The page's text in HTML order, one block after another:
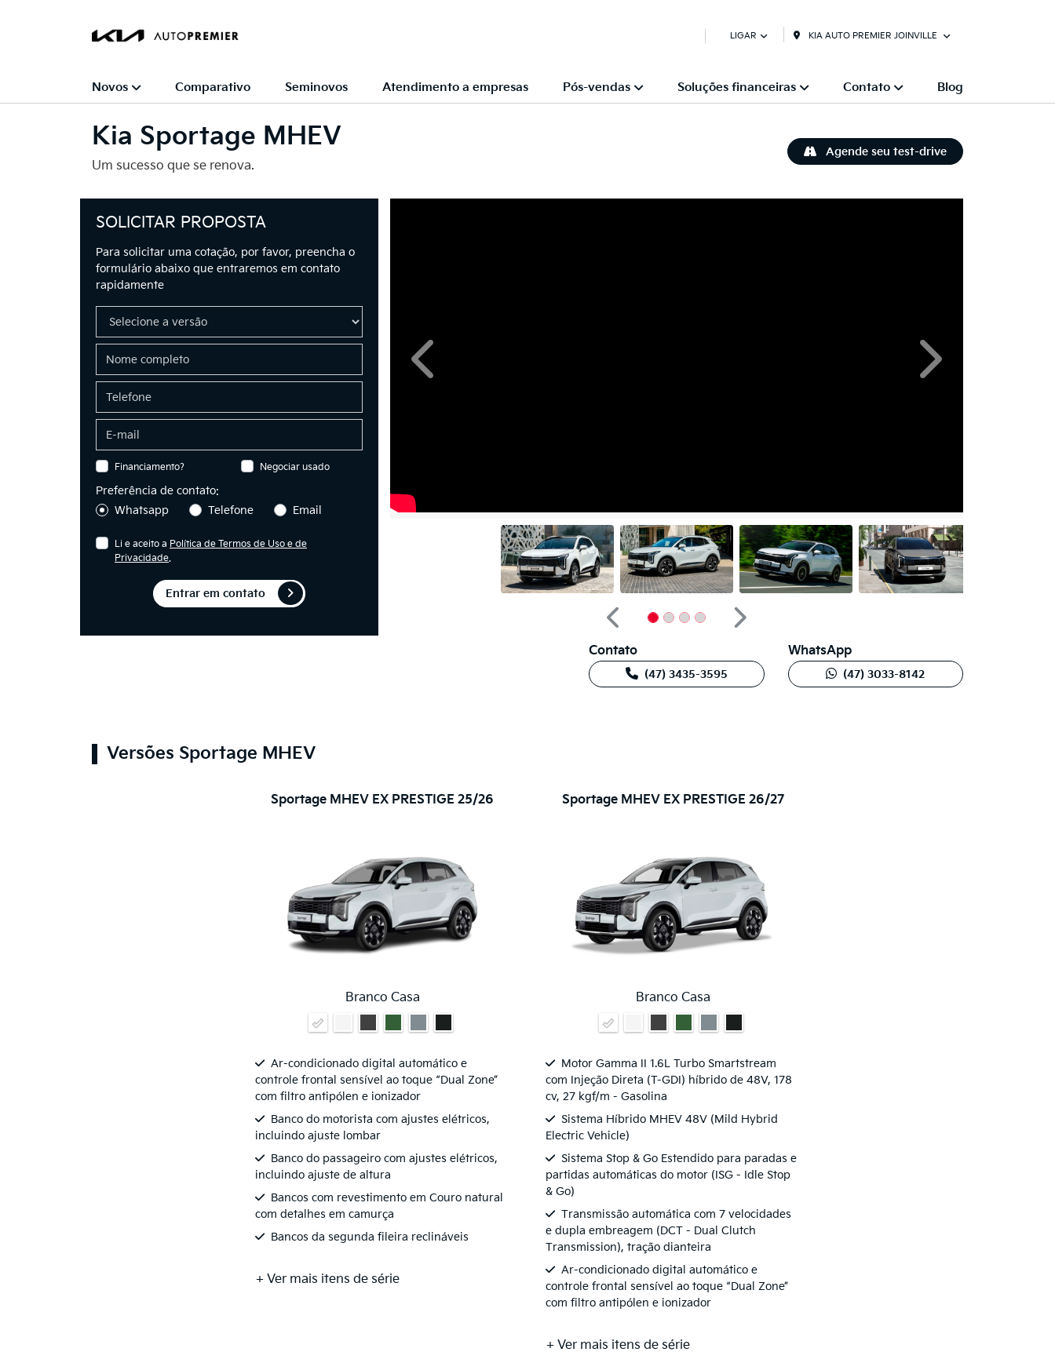
LIGAR KIA AUTO PREMIER JOINVILLE
Novos Comparativo Seminovos Atendimento a empresas Pós-vendas Soluções financeiras Contato Blog
Kia Sportage MHEV
Um sucesso que se renova.
Agende seu test-drive
SOLICITAR PROPOSTA
Para solicitar uma cotação, por favor, preencha o
formulário abaixo que entraremos em contato
rapidamente
Financiamento? Negociar usado
Preferência de contato:
Whatsapp
Telefone Email
Li e aceito a Política de Termos de Uso e de
Privacidade.
Entrar em contato
Anterior Próximo
Anterior
Próximo
Contato
(47) 3435-3595
WhatsApp
(47) 3033-8142
Versões Sportage MHEV
Sportage MHEV EX PRESTIGE 25/26
Branco Casa
Ar-condicionado digital automático e
controle frontal sensível ao toque “Dual Zone”
com filtro antipólen e ionizador
Banco do motorista com ajustes elétricos,
incluindo ajuste lombar
Banco do passageiro com ajustes elétricos,
incluindo ajuste de altura
Bancos com revestimento em Couro natural
com detalhes em camurça
Bancos da segunda fileira reclináveis
+ Ver mais itens de série
Sportage MHEV EX PRESTIGE 26/27
Branco Casa
Motor Gamma II 1.6L Turbo Smartstream
com Injeção Direta (T-GDI) híbrido de 48V, 178
cv, 27 kgf/m - Gasolina
Sistema Híbrido MHEV 48V (Mild Hybrid
Electric Vehicle)
Sistema Stop & Go Estendido para paradas e
partidas automáticas do motor (ISG - Idle Stop
& Go)
Transmissão automática com 7 velocidades
e dupla embreagem (DCT - Dual Clutch
Transmission), tração dianteira
Ar-condicionado digital automático e
controle frontal sensível ao toque “Dual Zone”
com filtro antipólen e ionizador
+ Ver mais itens de série